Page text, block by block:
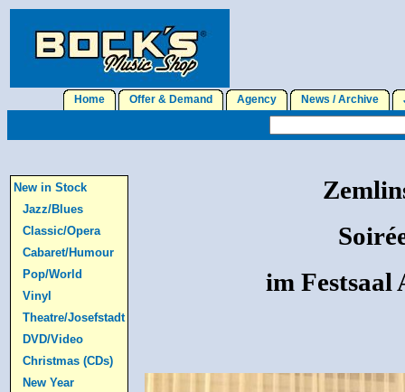
Home Offer & Demand Agency News / Archive
New in Stock
Jazz/Blues
Classic/Opera
Cabaret/Humour
Pop/World
Vinyl
Theatre/Josefstadt
DVD/Video
Christmas (CDs)
New Year
im Festsaal